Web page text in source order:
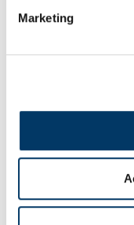
Marketing
VEDI